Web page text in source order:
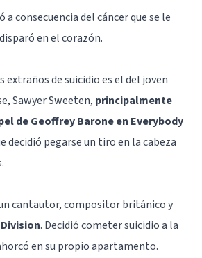
a consecuencia delcáncerque se le
en el corazón.
extraños de suicidio es el del joven
Sawyer Sweeten, principalmente
de Geoffrey Barone en Everybody
decidió pegarse un tiro en la cabeza
cantautor, compositor británico y
. Decidió cometer suicidio a la
en su propio apartamento.